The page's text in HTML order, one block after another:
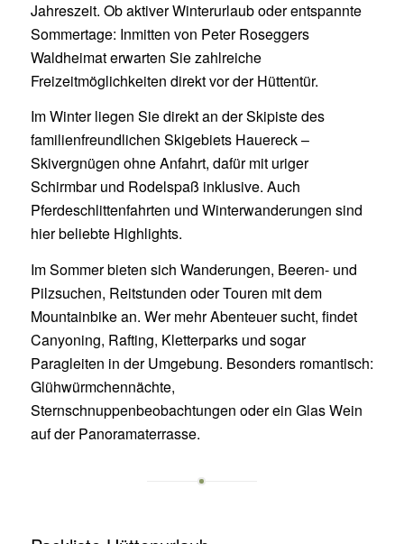
Jahreszeit. Ob aktiver Winterurlaub oder entspannte
Sommertage: Inmitten von Peter Roseggers
Waldheimat erwarten Sie zahlreiche
Freizeitmöglichkeiten direkt vor der Hüttentür.
Im Winter liegen Sie direkt an der Skipiste des
familienfreundlichen Skigebiets Hauereck –
Skivergnügen ohne Anfahrt, dafür mit uriger
Schirmbar und Rodelspaß inklusive. Auch
Pferdeschlittenfahrten und Winterwanderungen sind
hier beliebte Highlights.
Im Sommer bieten sich Wanderungen, Beeren- und
Pilzsuchen, Reitstunden oder Touren mit dem
Mountainbike an. Wer mehr Abenteuer sucht, findet
Canyoning, Rafting, Kletterparks und sogar
Paragleiten in der Umgebung. Besonders romantisch:
Glühwürmchennächte,
Sternschnuppenbeobachtungen oder ein Glas Wein
auf der Panoramaterrasse.